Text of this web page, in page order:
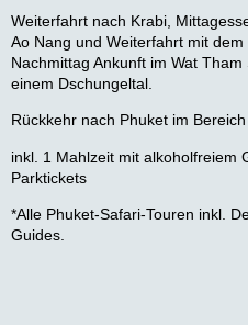
Weiterfahrt nach Krabi,
Ao Nang und Weiterfahrt mit
Nachmittag Ankunft im Wat
einem Dschungeltal.
Rückkehr nach Phuket im
inkl. 1 Mahlzeit mit alkoholfreiem
Parktickets
*Alle Phuket-Safari-Touren inkl.
Guides.